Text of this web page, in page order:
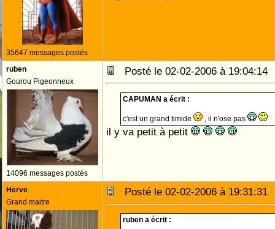
35647 messages postés
ruben
Gourou Pigeonneux
14096 messages postés
Posté le 02-02-2006 à
CAPUMAN a écrit :
c'est un grand timide , il n'ose pas
il y va petit à petit
Herve
Grand maitre
Posté le 02-02-2006 à
ruben a écrit :